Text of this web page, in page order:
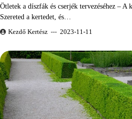
Ötletek a díszfák és cserjék tervezéséhez – A
Szereted a kertedet, és…
Kezdő Kertész 2023-11-11